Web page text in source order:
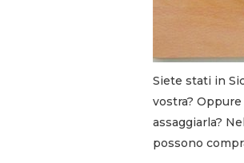
Siete stati in
vostra?
assaggiarla?
possono